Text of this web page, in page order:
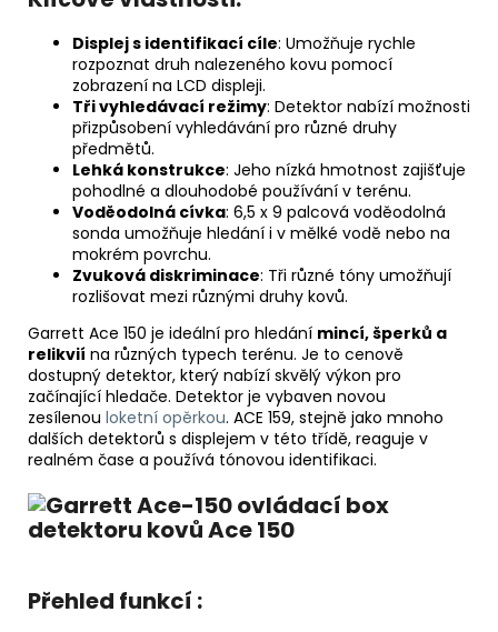
Displej s identifikací cíle: Umožňuje rychle
rozpoznat druh nalezeného kovu pomocí
zobrazení na LCD displeji.
Tři vyhledávací režimy: Detektor nabízí možnosti
přizpůsobení vyhledávání pro různé druhy
předmětů.
Lehká konstrukce: Jeho nízká hmotnost zajišťuje
pohodlné a dlouhodobé používání v terénu.
Voděodolná cívka: 6,5 x 9 palcová voděodolná
sonda umožňuje hledání i v mělké vodě nebo na
mokrém povrchu.
Zvuková diskriminace: Tři různé tóny umožňují
rozlišovat mezi různými druhy kovů.
Garrett Ace 150 je ideální pro hledání mincí, šperků a
relikvií na různých typech terénu. Je to cenově
dostupný detektor, který nabízí skvělý výkon pro
začínající hledače. Detektor je vybaven novou
zesílenou loketní opěrkou. ACE 159, stejně jako mnoho
dalších detektorů s displejem v této třídě, reaguje v
realném čase a používá tónovou identifikaci.
Přehled funkcí :